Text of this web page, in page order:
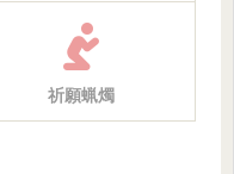
祈願蝋燭